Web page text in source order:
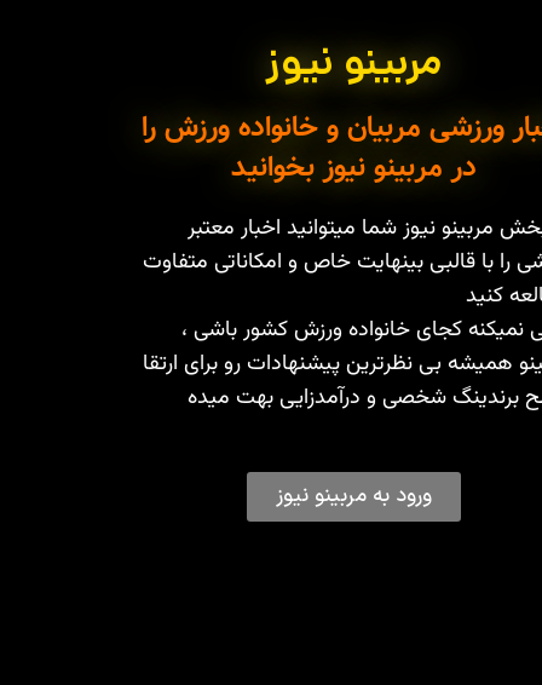
مربینو نیوز
ورزشی مربیان و خانواده ورزش را
در مربینو نیوز بخوانید
مربینو نیوز شما میتوانید اخبار معتبر
را با قالبی بینهایت خاص و امکاناتی متفاوت
کنید
نمیکنه کجای خانواده ورزش کشور باشی ،
همیشه بی نظرترین پیشنهادات رو برای ارتقا
برندینگ شخصی و درآمدزایی بهت میده
ورود به مربینو نیوز